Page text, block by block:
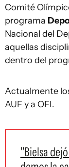
Comité
programa
Nacional del
aquellas
dentro del
Actualmente
AUF y a OFI.
"Bielsa